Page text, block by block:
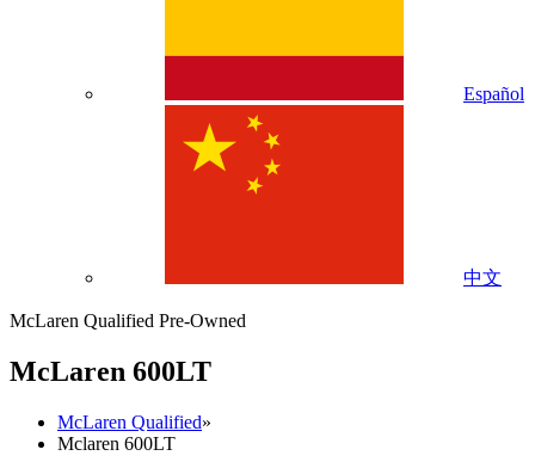
Español
中文
McLaren Qualified Pre-Owned
McLaren 600LT
McLaren Qualified»
Mclaren 600LT